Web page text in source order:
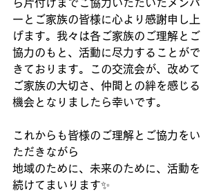
ら片付けまでご協力いただいたメンバ
ーとご家族の皆様に心より感謝申し上
げます。我々は各ご家族のご理解とご
協力のもと、活動に尽力することがで
きております。この交流会が、改めて
ご家族の大切さ、仲間との絆を感じる
機会となりましたら幸いです。
これからも皆様のご理解とご協力をい
ただきながら
地域のために、未来のために、活動を
続けてまいります✨